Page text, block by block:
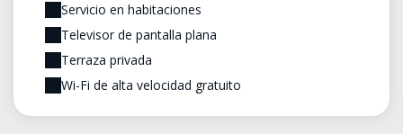
Servicio en habitaciones
Televisor de pantalla plana
Terraza privada
Wi-Fi de alta velocidad gratuito